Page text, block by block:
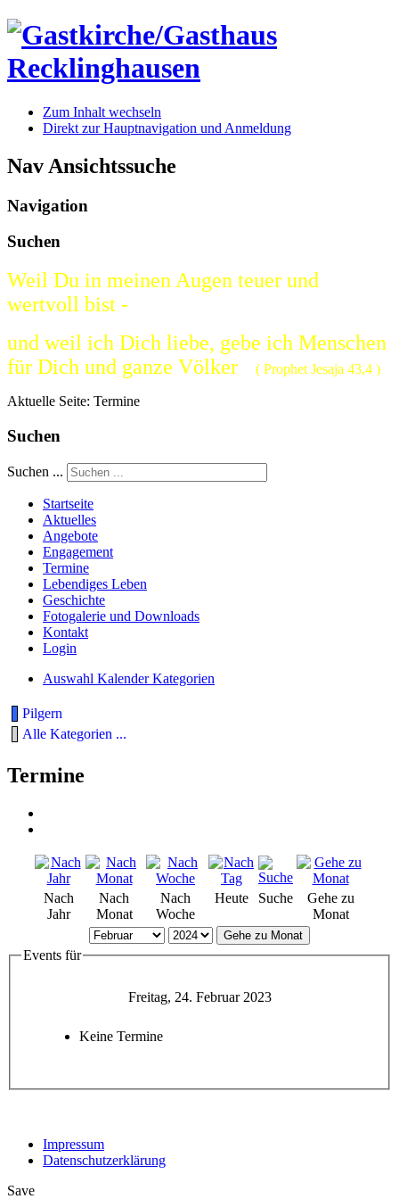
Zum Inhalt wechseln
Direkt zur Hauptnavigation und Anmeldung
Nav Ansichtssuche
Navigation
Suchen
Weil Du in meinen Augen teuer und
wertvoll bist -
und weil ich Dich liebe, gebe ich Menschen
für Dich und ganze Völker ( Prophet Jesaja 43,4 )
Aktuelle Seite: Termine
Suchen
Suchen ...
Startseite
Aktuelles
Angebote
Engagement
Termine
Lebendiges Leben
Geschichte
Fotogalerie und Downloads
Kontakt
Login
Auswahl Kalender Kategorien
Pilgern
Alle Kategorien ...
Termine
Nach
Jahr
Nach
Monat
Nach
Woche
Heute Suche
Gehe zu
Monat
Gehe zu Monat
Events für
Freitag, 24. Februar 2023
Keine Termine
Impressum
Datenschutzerklärung
Save